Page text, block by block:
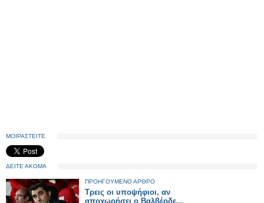
ΜΟΙΡΑΣΤΕΙΤΕ
ΔΕΙΤΕ ΑΚΟΜΑ
ΠΡΟΗΓΟΥΜΕΝΟ ΑΡΘΡΟ
Τρεις οι υποψήφιοι, αν
αποχωρήσει ο Βαλβέρδε...